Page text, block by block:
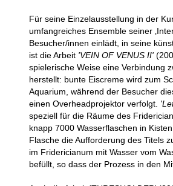
Für seine Einzelausstellung in der
umfangreiches Ensemble seiner
Besucher/innen einlädt, in seine
ist die Arbeit 'VEIN OF VENUS II'
spielerische Weise eine Verbindung
herstellt: bunte Eiscreme wird zum
Aquarium, während der Besucher
einen Overheadprojektor verfolgt.
speziell für die Räume des
knapp 7000 Wasserflaschen in
Flasche die Aufforderung des Titels
im Fridericianum mit Wasser vom
befüllt, so dass der Prozess in den